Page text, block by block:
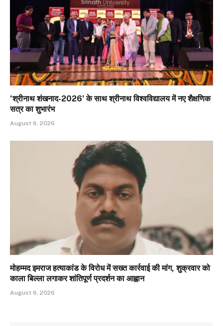
‘श्रीनाथ शंखनाद-2026’ के साथ श्रीनाथ विश्वविद्यालय में नए शैक्षणिक
सत्र का शुभारंभ
August 6, 2026
मोहम्मद इमराज हत्याकांड के विरोध में सख्त कार्रवाई की मांग, शुक्रवार को
काला बिल्ला लगाकर शांतिपूर्ण प्रदर्शन का आह्वान
August 6, 2026